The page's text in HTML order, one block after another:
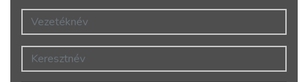
Vezetéknév
Keresztnév